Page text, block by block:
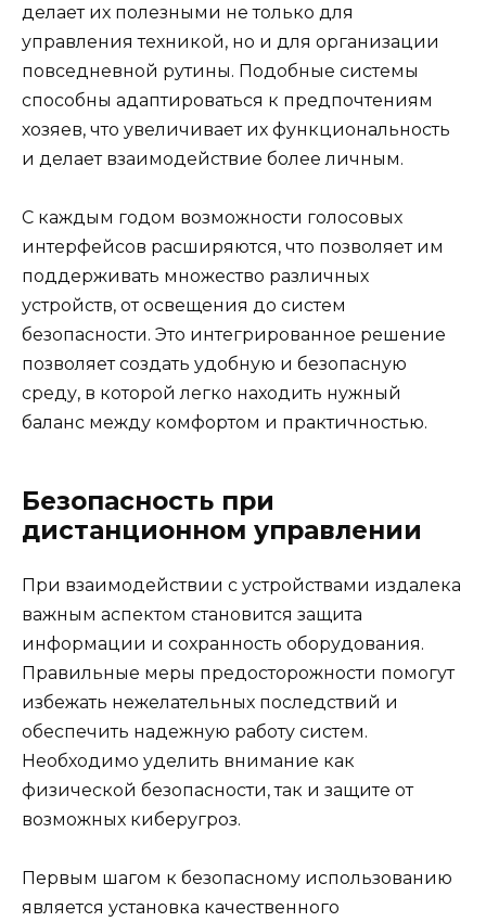
делает их полезными не только для
управления техникой, но и для организации
повседневной рутины. Подобные системы
способны адаптироваться к предпочтениям
хозяев, что увеличивает их функциональность
и делает взаимодействие более личным.
С каждым годом возможности голосовых
интерфейсов расширяются, что позволяет им
поддерживать множество различных
устройств, от освещения до систем
безопасности. Это интегрированное решение
позволяет создать удобную и безопасную
среду, в которой легко находить нужный
баланс между комфортом и практичностью.
Безопасность при
дистанционном управлении
При взаимодействии с устройствами издалека
важным аспектом становится защита
информации и сохранность оборудования.
Правильные меры предосторожности помогут
избежать нежелательных последствий и
обеспечить надежную работу систем.
Необходимо уделить внимание как
физической безопасности, так и защите от
возможных киберугроз.
Первым шагом к безопасному использованию
является установка качественного